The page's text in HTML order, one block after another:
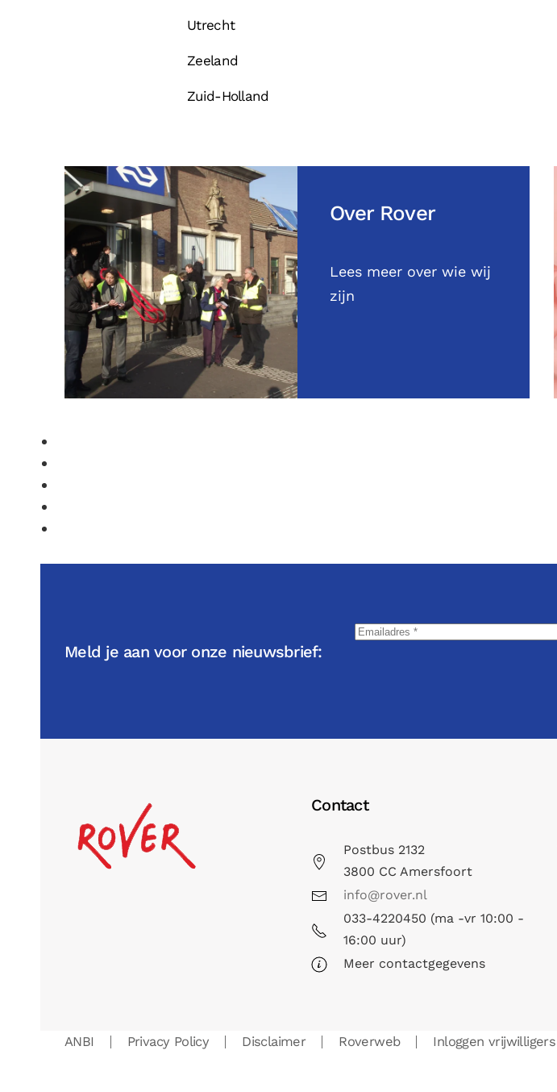
Utrecht
Zeeland
Zuid-Holland
Over Rover
Lees meer over wie wij
zijn
Meld je aan voor onze nieuwsbrief:
Contact
Postbus 2132
3800 CC Amersfoort
info@rover.nl
033-4220450 (ma -vr 10:00 -
16:00 uur)
Meer contactgegevens
ANBI Privacy Policy Disclaimer Roverweb Inloggen vrijwilligers